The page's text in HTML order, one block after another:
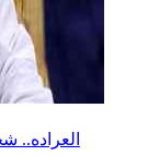
العراده..